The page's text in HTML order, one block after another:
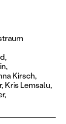
Kirsch,
Kris Lemsalu,